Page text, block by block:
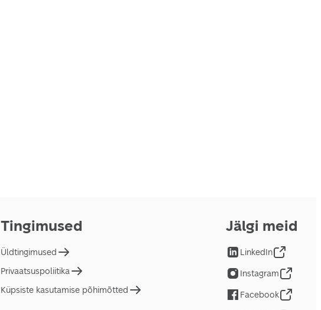
Tingimused
Üldtingimused
Privaatsuspoliitika
Küpsiste kasutamise põhimõtted
Jälgi meid
LinkedIn
Instagram
Facebook